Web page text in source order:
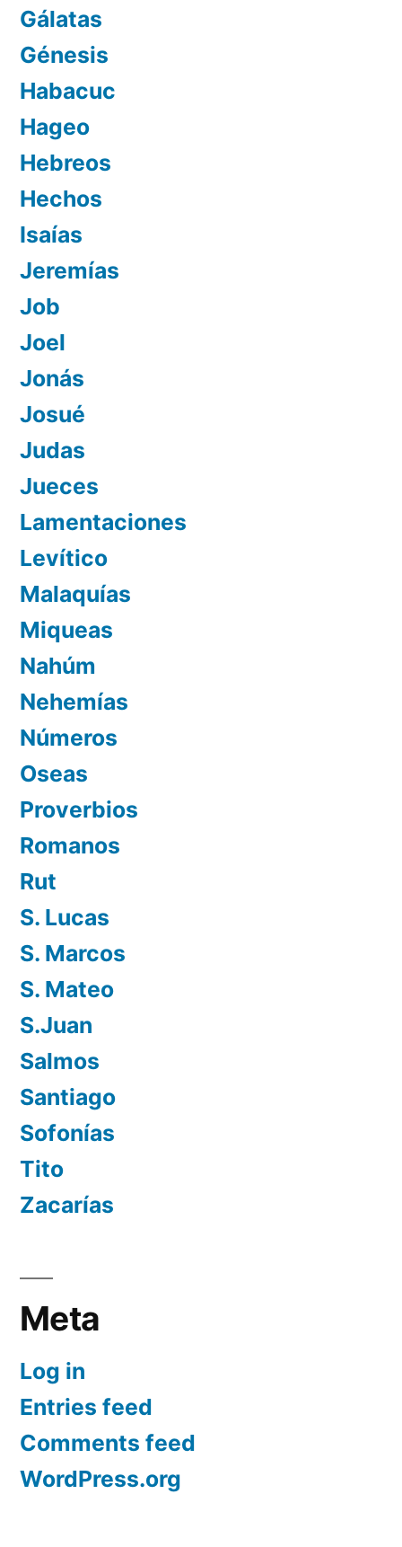
Gálatas
Génesis
Habacuc
Hageo
Hebreos
Hechos
Isaías
Jeremías
Job
Joel
Jonás
Josué
Judas
Jueces
Lamentaciones
Levítico
Malaquías
Miqueas
Nahúm
Nehemías
Números
Oseas
Proverbios
Romanos
Rut
S. Lucas
S. Marcos
S. Mateo
S.Juan
Salmos
Santiago
Sofonías
Tito
Zacarías
Meta
Log in
Entries feed
Comments feed
WordPress.org